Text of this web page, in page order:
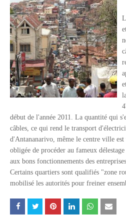
Tsirisoa Edition-Jul 15 2026
Jeux vidéo : Supercell
Unknown-Jul 13 2026
Intelligence artificielle : le
Unknown-Jul 06 2026
Chine : des
Unknown-Jul 01 2026
Economie hôtelière : la
Unknown-Jun 27 2026
Pays du Golfe : nouveau
Unknown -Jun 22 2026
Neutralité carbone : les
Unknown-Jun 18 2026
Rendez-vous golfique :
Unknown-Jun 11 2026
Course à l'IA : Meta
Unknown-Jun 06 2026
Banques centrales :
Unknown -
Jun 02 2026
début de l'année 2011. La quantité qui
câbles, ce qui rend le transport
d'Antananarivo, même le centre ville
obligée de procéder au fameux
aux bons fonctionnements des
Certains quartiers sont qualifiés "zone
mobilisé les autorités pour freiner